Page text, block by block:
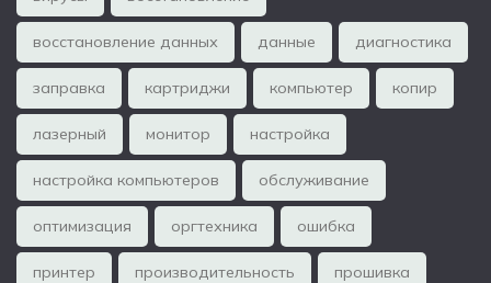
восстановление данных данные диагностика
заправка картриджи компьютер копир
лазерный монитор настройка
настройка компьютеров обслуживание
оптимизация оргтехника ошибка
принтер производительность прошивка